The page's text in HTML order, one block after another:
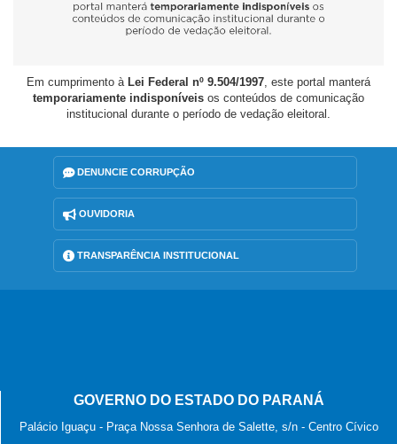
Em cumprimento à Lei Federal nº 9.504/1997, este portal manterá
temporariamente indisponíveis os conteúdos de comunicação
institucional durante o período de vedação eleitoral.
DENUNCIE CORRUPÇÃO
OUVIDORIA
TRANSPARÊNCIA INSTITUCIONAL
GOVERNO DO ESTADO DO PARANÁ
Palácio Iguaçu - Praça Nossa Senhora de Salette, s/n - Centro Cívico